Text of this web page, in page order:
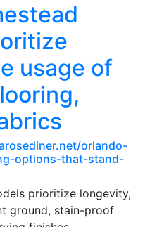
usage of
orlando-
options-that-stand-
prioritize longevity,
ground, stain-proof